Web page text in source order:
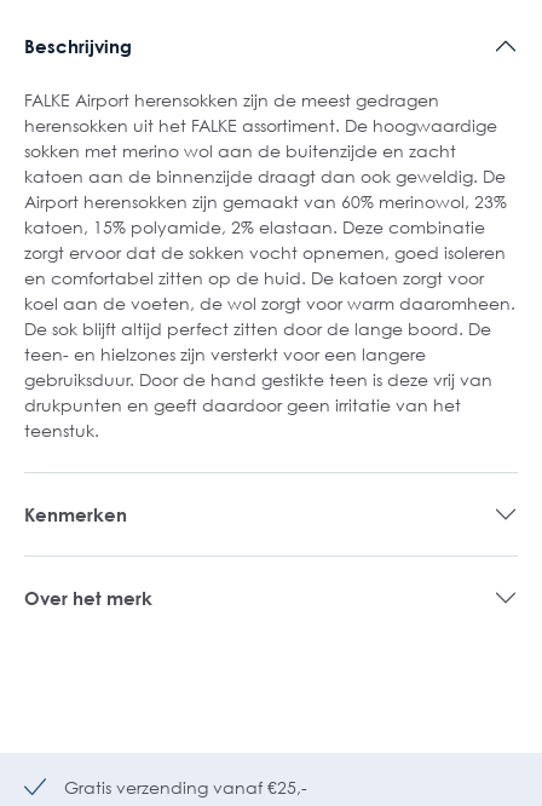
Beschrijving
FALKE Airport herensokken zijn de meest gedragen
herensokken uit het FALKE assortiment. De hoogwaardige
sokken met merino wol aan de buitenzijde en zacht
katoen aan de binnenzijde draagt dan ook geweldig. De
Airport herensokken zijn gemaakt van 60% merinowol, 23%
katoen, 15% polyamide, 2% elastaan. Deze combinatie
zorgt ervoor dat de sokken vocht opnemen, goed isoleren
en comfortabel zitten op de huid. De katoen zorgt voor
koel aan de voeten, de wol zorgt voor warm daaromheen.
De sok blijft altijd perfect zitten door de lange boord. De
teen- en hielzones zijn versterkt voor een langere
gebruiksduur. Door de hand gestikte teen is deze vrij van
drukpunten en geeft daardoor geen irritatie van het
teenstuk.
Kenmerken
Over het merk
Gratis verzending vanaf €25,-